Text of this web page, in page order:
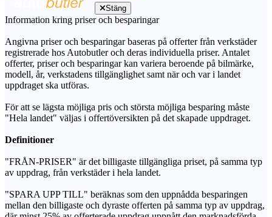
Stäng
Information kring priser och besparingar
Angivna priser och besparingar baseras på offerter från verkstäder
registrerade hos Autobutler och deras individuella priser. Antalet
offerter, priser och besparingar kan variera beroende på bilmärke,
modell, år, verkstadens tillgänglighet samt när och var i landet
uppdraget ska utföras.
För att se lägsta möjliga pris och största möjliga besparing måste
"Hela landet" väljas i offertöversikten på det skapade uppdraget.
Definitioner
"FRÅN-PRISER" är det billigaste tillgängliga priset, på samma typ
av uppdrag, från verkstäder i hela landet.
"SPARA UPP TILL" beräknas som den uppnådda besparingen
mellan den billigaste och dyraste offerten på samma typ av uppdrag,